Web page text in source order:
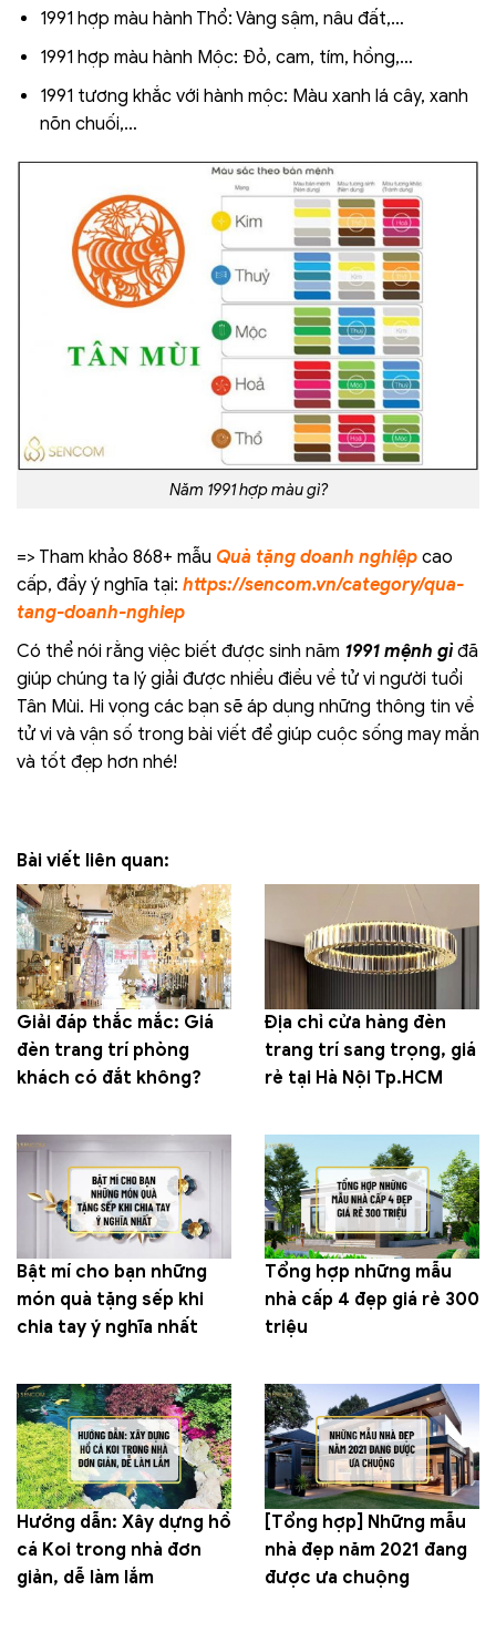
1991 hợp màu hành Thổ: Vàng sậm, nâu đất,…
1991 hợp màu hành Mộc: Đỏ, cam, tím, hồng,…
1991 tương khắc với hành mộc: Màu xanh lá cây, xanh
nõn chuối,…
Năm 1991 hợp màu gì?
=> Tham khảo 868+ mẫu Quà tặng doanh nghiệp cao
cấp, đầy ý nghĩa tại: https://sencom.vn/category/qua-
tang-doanh-nghiep
Có thể nói rằng việc biết được sinh năm 1991 mệnh gì đã
giúp chúng ta lý giải được nhiều điều về tử vi người tuổi
Tân Mùi. Hi vọng các bạn sẽ áp dụng những thông tin về
tử vi và vận số trong bài viết để giúp cuộc sống may mắn
và tốt đẹp hơn nhé!
Bài viết liên quan:
Giải đáp thắc mắc: Giá
đèn trang trí phòng
khách có đắt không?
Địa chỉ cửa hàng đèn
trang trí sang trọng, giá
rẻ tại Hà Nội Tp.HCM
Bật mí cho bạn những
món quà tặng sếp khi
chia tay ý nghĩa nhất
Tổng hợp những mẫu
nhà cấp 4 đẹp giá rẻ 300
triệu
Hướng dẫn: Xây dựng hồ
cá Koi trong nhà đơn
giản, dễ làm lắm
[Tổng hợp] Những mẫu
nhà đẹp năm 2021 đang
được ưa chuộng